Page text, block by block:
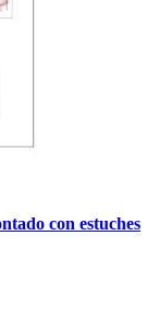
con estuches